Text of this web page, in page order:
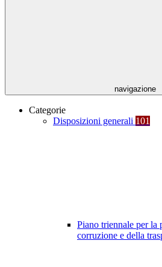
navigazione
Categorie
Disposizioni generali 101
Piano triennale per la
corruzione e della